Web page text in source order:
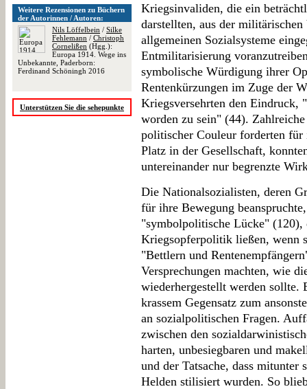
Weitere Rezensionen zu Büchern
der Autorinnen / Autoren:
Nils Löffelbein / Silke
Fehlemann / Christoph
Cornelißen (Hgg.):
Europa 1914. Wege ins
Unbekannte, Paderborn:
Ferdinand Schöningh 2016
Unterstützen Sie die sehepunkte
Kriegsinvaliden, die ein
darstellten, aus der
allgemeinen Sozialsysteme
Entmilitarisierung
symbolische Würdigung ihrer
Rentenkürzungen im Zuge der
Kriegsversehrten den Eindruck,
worden zu sein" (44).
politischer Couleur forderten
Platz in der Gesellschaft,
untereinander nur begrenzte
Die Nationalsozialisten, deren
für ihre Bewegung
"symbolpolitische Lücke" (120),
Kriegsopferpolitik ließen, wenn
"Bettlern und
Versprechungen machten, wie
wiederhergestellt werden sollte.
krassem Gegensatz zum
an sozialpolitischen Fragen.
zwischen den
harten, unbesiegbaren und
und der Tatsache, dass mitunter
Helden stilisiert wurden. So